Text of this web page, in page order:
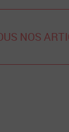
NOS